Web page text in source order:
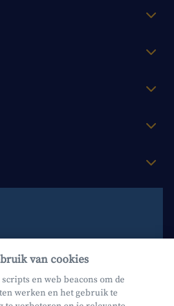
van cookies
en web beacons om de
werken en het gebruik te